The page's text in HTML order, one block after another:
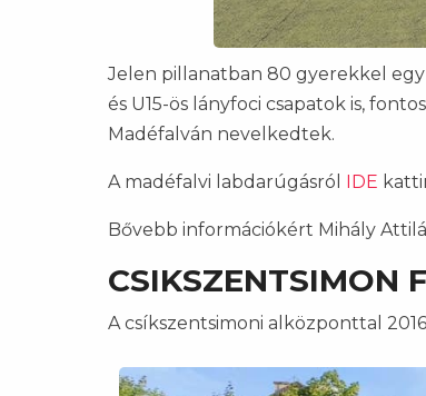
Jelen pillanatban 80 gyerekkel
és U15-ös lányfoci csapatok is,
Madéfalván nevelkedtek.
A madéfalvi labdarúgásról IDE
Bővebb információkért Mihály
CSIKSZENTSIMON
A csíkszentsimoni alközponttal